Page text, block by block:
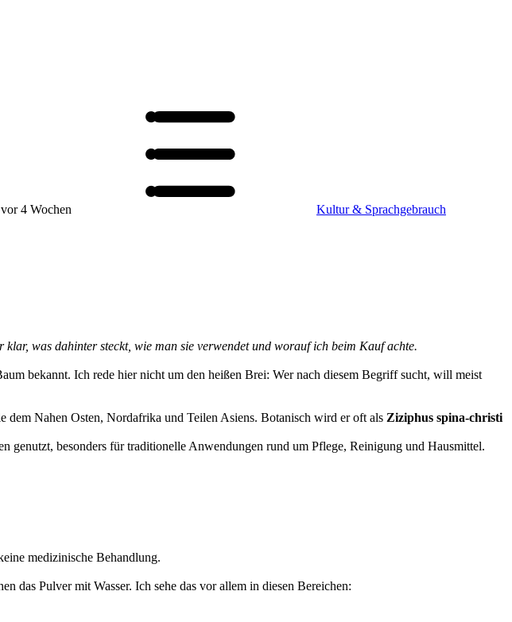
vor 4 Wochen Kultur & Sprachgebrauch
was dahinter steckt, wie man sie verwendet und worauf ich beim Kauf achte.
bekannt. Ich rede hier nicht um den heißen Brei: Wer nach diesem Begriff sucht, will meist
dem Nahen Osten, Nordafrika und Teilen Asiens. Botanisch wird er oft als Ziziphus spina-christi
besonders für traditionelle Anwendungen rund um Pflege, Reinigung und Hausmittel.
medizinische Behandlung.
das Pulver mit Wasser. Ich sehe das vor allem in diesen Bereichen: